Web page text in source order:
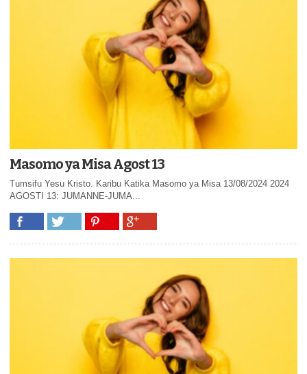
Masomo ya Misa Agost 13
Tumsifu Yesu Kristo. Karibu Katika Masomo ya Misa 13/08/2024 2024
AGOSTI 13: JUMANNE-JUMA...